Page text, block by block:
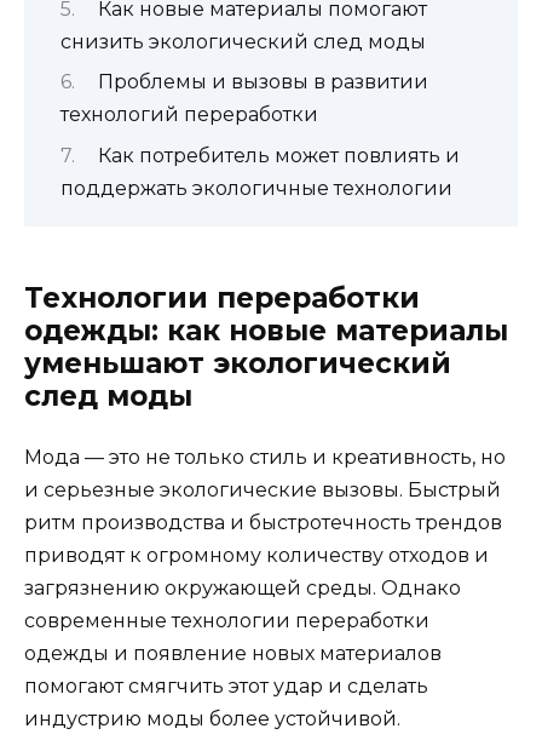
Как новые материалы помогают
снизить экологический след моды
Проблемы и вызовы в развитии
технологий переработки
Как потребитель может повлиять и
поддержать экологичные технологии
Технологии переработки
одежды: как новые материалы
уменьшают экологический
след моды
Мода — это не только стиль и креативность, но
и серьезные экологические вызовы. Быстрый
ритм производства и быстротечность трендов
приводят к огромному количеству отходов и
загрязнению окружающей среды. Однако
современные технологии переработки
одежды и появление новых материалов
помогают смягчить этот удар и сделать
индустрию моды более устойчивой.